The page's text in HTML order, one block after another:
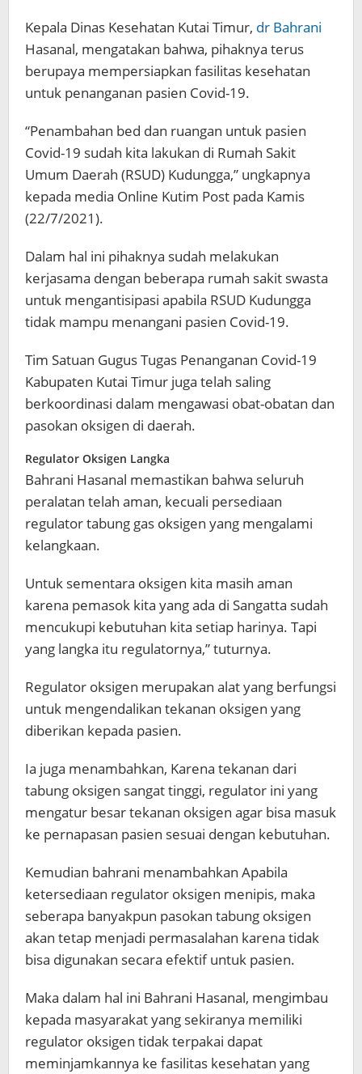
Kepala Dinas Kesehatan Kutai Timur, dr Bahrani
Hasanal, mengatakan bahwa, pihaknya terus
berupaya mempersiapkan fasilitas kesehatan
untuk penanganan pasien Covid-19.
“Penambahan bed dan ruangan untuk pasien
Covid-19 sudah kita lakukan di Rumah Sakit
Umum Daerah (RSUD) Kudungga,” ungkapnya
kepada media Online Kutim Post pada Kamis
(22/7/2021).
Dalam hal ini pihaknya sudah melakukan
kerjasama dengan beberapa rumah sakit swasta
untuk mengantisipasi apabila RSUD Kudungga
tidak mampu menangani pasien Covid-19.
Tim Satuan Gugus Tugas Penanganan Covid-19
Kabupaten Kutai Timur juga telah saling
berkoordinasi dalam mengawasi obat-obatan dan
pasokan oksigen di daerah.
Regulator Oksigen Langka
Bahrani Hasanal memastikan bahwa seluruh
peralatan telah aman, kecuali persediaan
regulator tabung gas oksigen yang mengalami
kelangkaan.
Untuk sementara oksigen kita masih aman
karena pemasok kita yang ada di Sangatta sudah
mencukupi kebutuhan kita setiap harinya. Tapi
yang langka itu regulatornya,” tuturnya.
Regulator oksigen merupakan alat yang berfungsi
untuk mengendalikan tekanan oksigen yang
diberikan kepada pasien.
Ia juga menambahkan, Karena tekanan dari
tabung oksigen sangat tinggi, regulator ini yang
mengatur besar tekanan oksigen agar bisa masuk
ke pernapasan pasien sesuai dengan kebutuhan.
Kemudian bahrani menambahkan Apabila
ketersediaan regulator oksigen menipis, maka
seberapa banyakpun pasokan tabung oksigen
akan tetap menjadi permasalahan karena tidak
bisa digunakan secara efektif untuk pasien.
Maka dalam hal ini Bahrani Hasanal, mengimbau
kepada masyarakat yang sekiranya memiliki
regulator oksigen tidak terpakai dapat
meminjamkannya ke fasilitas kesehatan yang